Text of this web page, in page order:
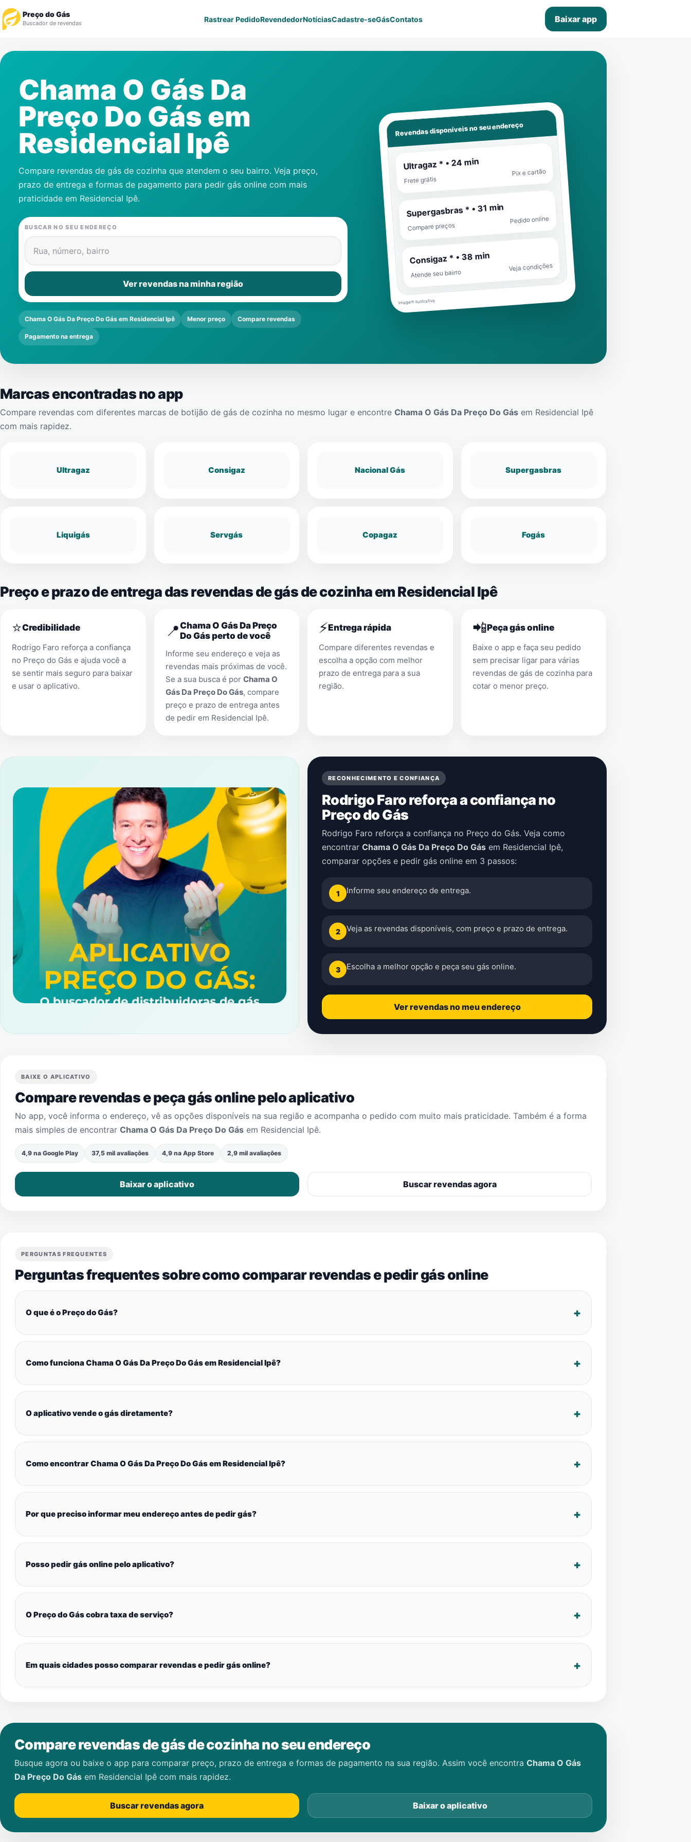
Preço do Gás
Buscador de revendas Rastrear PedidoRevendedorNotíciasCadastre-seGásContatos Baixar app
Revendedor
Notícias
Cadastre-se
Contatos
Chama O Gás Da
Preço Do Gás em
Residencial Ipê
Compare revendas de gás de cozinha que atendem o seu bairro. Veja preço,
prazo de entrega e formas de pagamento para pedir gás online com mais
praticidade em Residencial Ipê.
BUSCAR NO SEU ENDEREÇO
Rua, número, bairro
Ver revendas na minha região
Chama O Gás Da Preço Do Gás em Residencial Ipê Menor preço Compare revendas
Pagamento na entrega
Revendas disponíveis no seu endereço
Ultragaz * • 24 min
Frete grátis
Pix e cartão
Supergasbras * • 31 min
Compare preços
Pedido online
Consigaz * • 38 min
Atende seu bairro
Veja condições
Imagem ilustrativa
Marcas encontradas no app
Compare revendas com diferentes marcas de botijão de gás de cozinha no mesmo lugar e encontre Chama O Gás Da Preço Do Gás em Residencial Ipê
com mais rapidez.
Ultragaz Consigaz Nacional Gás Supergasbras
Liquigás Servgás Copagaz Fogás
Preço e prazo de entrega das revendas de gás de cozinha em Residencial Ipê
⭐Credibilidade
Rodrigo Faro reforça a confiança
no Preço do Gás e ajuda você a
se sentir mais seguro para baixar
e usar o aplicativo.
📍Chama O Gás Da Preço
Do Gás perto de você
Informe seu endereço e veja as
revendas mais próximas de você.
Se a sua busca é por Chama O
Gás Da Preço Do Gás, compare
preço e prazo de entrega antes
de pedir em Residencial Ipê.
⚡Entrega rápida
Compare diferentes revendas e
escolha a opção com melhor
prazo de entrega para a sua
região.
📲Peça gás online
Baixe o app e faça seu pedido
sem precisar ligar para várias
revendas de gás de cozinha para
cotar o menor preço.
RECONHECIMENTO E CONFIANÇA
Rodrigo Faro reforça a confiança no
Preço do Gás
Rodrigo Faro reforça a confiança no Preço do Gás. Veja como
encontrar Chama O Gás Da Preço Do Gás em Residencial Ipê,
comparar opções e pedir gás online em 3 passos:
1 Informe seu endereço de entrega.
2 Veja as revendas disponíveis, com preço e prazo de entrega.
3 Escolha a melhor opção e peça seu gás online.
Ver revendas no meu endereço
BAIXE O APLICATIVO
Compare revendas e peça gás online pelo aplicativo
No app, você informa o endereço, vê as opções disponíveis na sua região e acompanha o pedido com muito mais praticidade. Também é a forma
mais simples de encontrar Chama O Gás Da Preço Do Gás em Residencial Ipê.
4,9 na Google Play 37,5 mil avaliações 4,9 na App Store 2,9 mil avaliações
Baixar o aplicativo Buscar revendas agora
PERGUNTAS FREQUENTES
Perguntas frequentes sobre como comparar revendas e pedir gás online
O que é o Preço do Gás?
Como funciona Chama O Gás Da Preço Do Gás em Residencial Ipê?
O aplicativo vende o gás diretamente?
Como encontrar Chama O Gás Da Preço Do Gás em Residencial Ipê?
Por que preciso informar meu endereço antes de pedir gás?
Posso pedir gás online pelo aplicativo?
O Preço do Gás cobra taxa de serviço?
Em quais cidades posso comparar revendas e pedir gás online?
Compare revendas de gás de cozinha no seu endereço
Busque agora ou baixe o app para comparar preço, prazo de entrega e formas de pagamento na sua região. Assim você encontra Chama O Gás
Da Preço Do Gás em Residencial Ipê com mais rapidez.
Buscar revendas agora Baixar o aplicativo